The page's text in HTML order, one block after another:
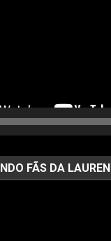
FÃS DA LAUREN